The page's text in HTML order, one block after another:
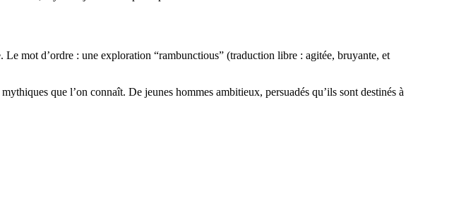
Le mot d’ordre : une exploration “rambunctious” (traduction libre : agitée, bruyante, et
que l’on connaît. De jeunes hommes ambitieux, persuadés qu’ils sont destinés à